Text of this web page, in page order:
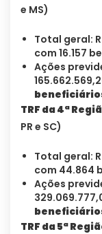
e MS)
Total geral:
com 16.157
Ações
TRF da 4ª
PR e SC)
Total geral:
com 44.864
Ações
TRF da 5ª